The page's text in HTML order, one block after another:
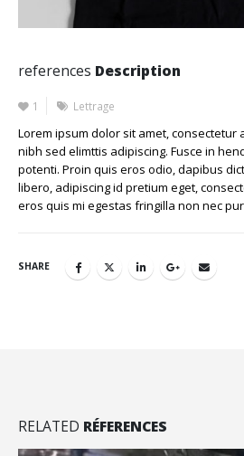
references Description
1 Lettrage
Lorem ipsum dolor sit amet, consectetur
nibh sed elimttis adipiscing. Fusce in
potenti. Proin quis eros odio, dapibus
libero, adipiscing id pretium eget,
eros quis mi egestas fringilla non nec
SHARE
RELATED RÉFERENCES